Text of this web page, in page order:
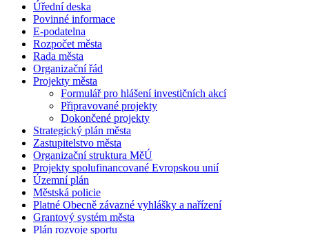
Úřední deska
Povinné informace
E-podatelna
Rozpočet města
Rada města
Organizační řád
Projekty města
Formulář pro hlášení investičních akcí
Připravované projekty
Dokončené projekty
Strategický plán města
Zastupitelstvo města
Organizační struktura MěÚ
Projekty spolufinancované Evropskou unií
Územní plán
Městská policie
Platné Obecně závazné vyhlášky a nařízení
Grantový systém města
Plán rozvoje sportu